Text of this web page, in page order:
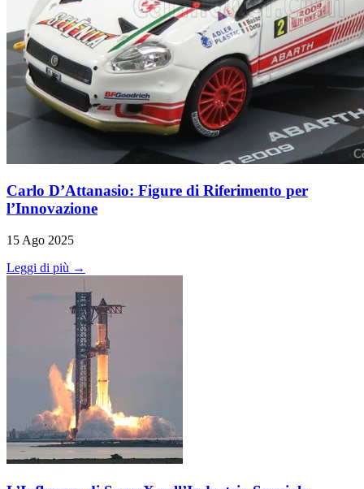
Carlo D’Attanasio: Figure di Riferimento per
l’Innovazione
15 Ago 2025
Leggi di più →